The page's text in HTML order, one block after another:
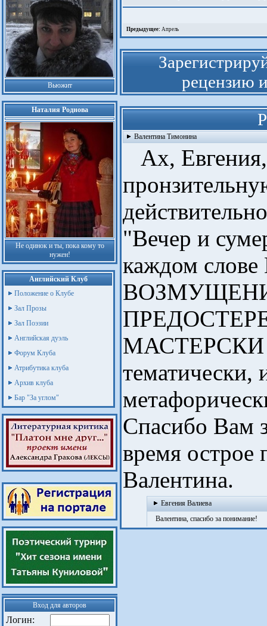
Вьюжит
Наталия Роднова
Не одинок и ты, пока кому то
нужен!
Английский Клуб
Положение о Клубе
Зал Прозы
Зал Поэзии
Английская дуэль
Форум Клуба
Атрибутика клуба
Архив клуба
Бар "За углом"
Вход для авторов
Логин:
Предыдущее: Апрель
рецензию
Валентина Тимонина
Ах,
"Вечер и
каждом
Спасибо Вам
время острое
Валентина.
Евгения Валиева
Валентина, спасибо за понимание!